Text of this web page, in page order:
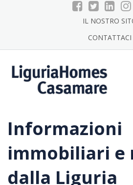
IL NOSTRO
CONTATTACI
Informazioni
immobiliari e
dalla Liguria